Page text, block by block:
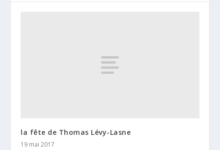
la fête de Thomas Lévy-Lasne
19 mai 2017